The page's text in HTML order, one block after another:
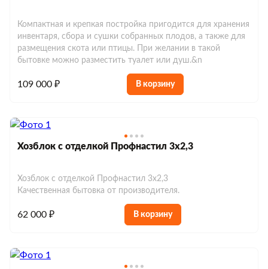
Компактная и крепкая постройка пригодится для хранения
инвентаря, сбора и сушки собранных плодов, а также для
размещения скота или птицы. При желании в такой
бытовке можно разместить туалет или душ.&n
109 000 ₽ В корзину
Хозблок с отделкой Профнастил 3х2,3
Хозблок с отделкой Профнастил 3х2,3
Качественная бытовка от производителя.
62 000 ₽ В корзину